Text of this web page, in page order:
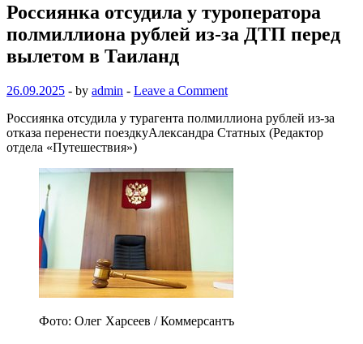
Россиянка отсудила у туроператора
полмиллиона рублей из-за ДТП перед
вылетом в Таиланд
26.09.2025 - by admin - Leave a Comment
Россиянка отсудила у турагента полмиллиона рублей из-за
отказа перенести поездкуАлександра Статных (Редактор
отдела «Путешествия»)
Фото: Олег Харсеев / Коммерсантъ